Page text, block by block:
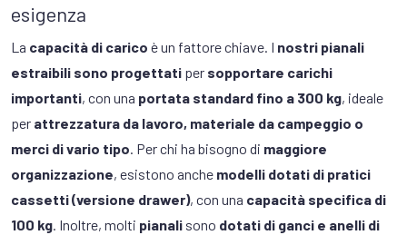
esigenza
La capacità di carico è un fattore chiave. I nostri pianali
estraibili sono progettati per sopportare carichi
importanti, con una portata standard fino a 300 kg, ideale
per attrezzatura da lavoro, materiale da campeggio o
merci di vario tipo. Per chi ha bisogno di maggiore
organizzazione, esistono anche modelli dotati di pratici
cassetti (versione drawer), con una capacità specifica di
100 kg. Inoltre, molti pianali sono dotati di ganci e anelli di